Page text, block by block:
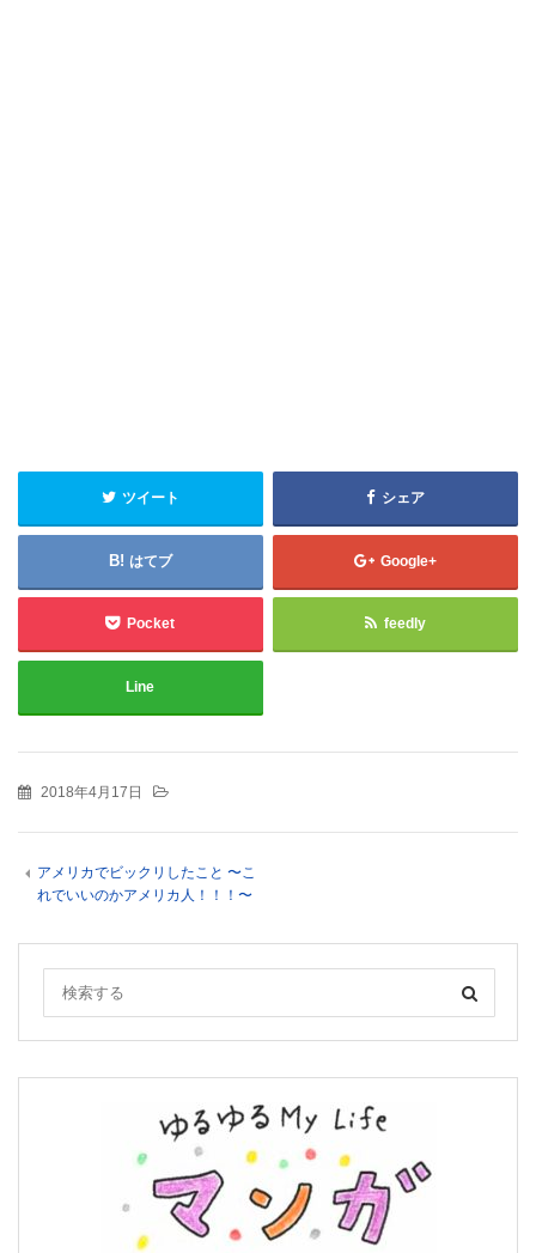
ツイート シェア
はてブ Google+
Pocket feedly
Line
2018年4月17日
アメリカでビックリしたこと 〜こ
れでいいのかアメリカ人！！！〜